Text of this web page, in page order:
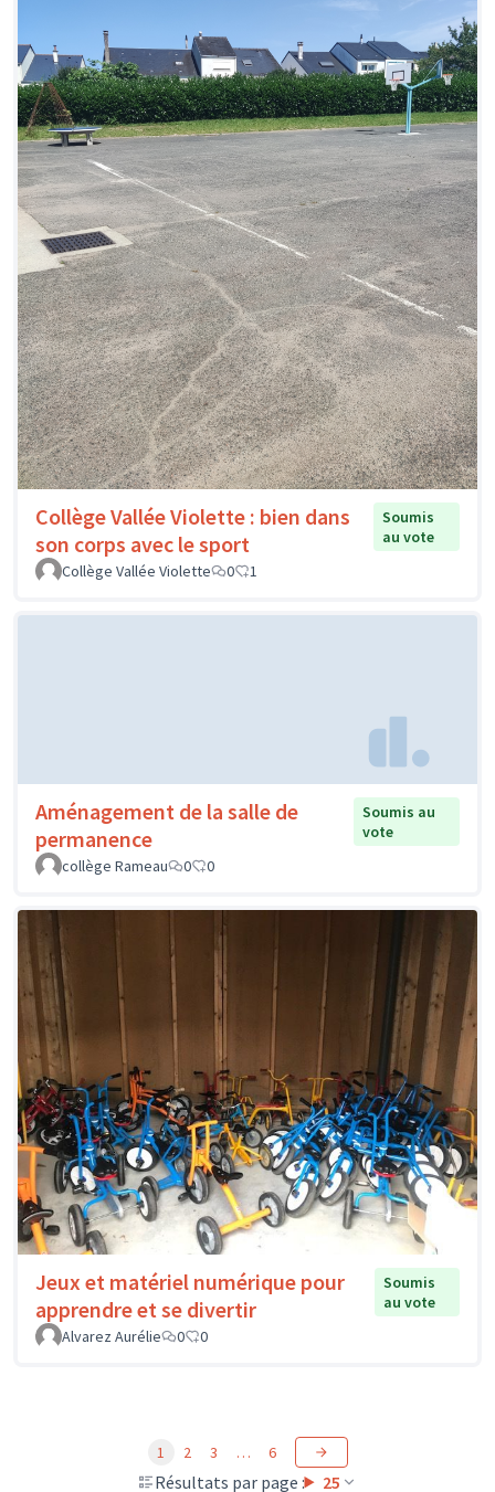
Collège Vallée Violette : bien dans
son corps avec le sport
Soumis
au vote
Collège Vallée Violette
0 1
Aménagement de la salle de
permanence
Soumis au
vote
collège Rameau
0 0
Jeux et matériel numérique pour
apprendre et se divertir
Soumis
au vote
Alvarez Aurélie
0 0
Résultats par page : 25
1 2 3 … 6